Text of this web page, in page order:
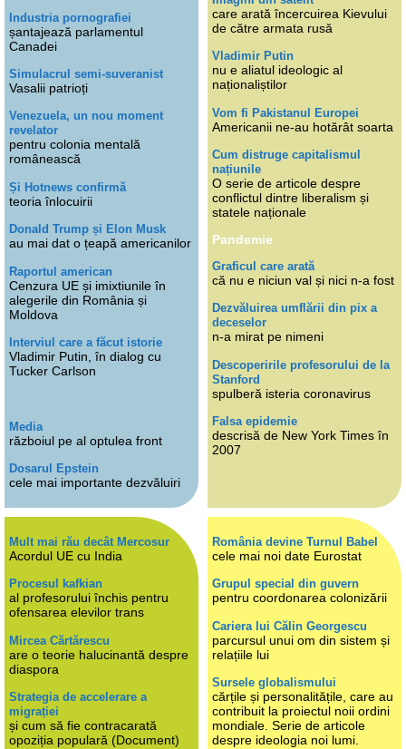
Industria pornografiei
șantajează parlamentul
Canadei
Simulacrul semi-suveranist
Vasalii patrioți
Venezuela, un nou moment
revelator
pentru colonia mentală
românească
Și Hotnews confirmă
teoria înlocuirii
Donald Trump și Elon Musk
au mai dat o țeapă americanilor
Raportul american
Cenzura UE și imixtiunile în
alegerile din România și
Moldova
Interviul care a făcut istorie
Vladimir Putin, în dialog cu
Tucker Carlson
Media
războiul pe al optulea front
Dosarul Epstein
cele mai importante dezvăluiri
care arată încercuirea Kievului
de către armata rusă
Vladimir Putin
nu e aliatul ideologic al
naționaliștilor
Vom fi Pakistanul Europei
Americanii ne-au hotărât soarta
Cum distruge capitalismul
națiunile
O serie de articole despre
conflictul dintre liberalism și
statele naționale
Pandemie
Graficul care arată
că nu e niciun val și nici n-a fost
Dezvăluirea umflării din pix a
deceselor
n-a mirat pe nimeni
Descoperirile profesorului de la
Stanford
spulberă isteria coronavirus
Falsa epidemie
descrisă de New York Times în
2007
Mult mai rău decât Mercosur
Acordul UE cu India
Procesul kafkian
al profesorului închis pentru
ofensarea elevilor trans
Mircea Cărtărescu
are o teorie halucinantă despre
diaspora
Strategia de accelerare a
migrației
și cum să fie contracarată
opoziția populară (Document)
România devine Turnul Babel
cele mai noi date Eurostat
Grupul special din guvern
pentru coordonarea colonizării
Cariera lui Călin Georgescu
parcursul unui om din sistem și
relațiile lui
Sursele globalismului
cărțile și personalitățile, care au
contribuit la proiectul noii ordini
mondiale. Serie de articole
despre ideologia noi lumi.